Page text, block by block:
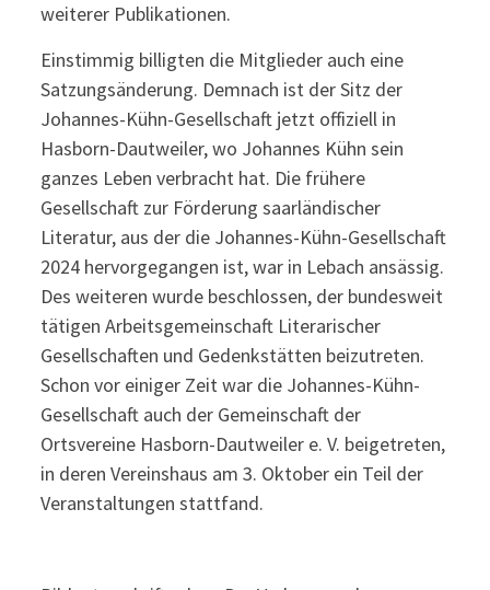
weiterer Publikationen.
Einstimmig billigten die Mitglieder auch eine
Satzungsänderung. Demnach ist der Sitz der
Johannes-Kühn-Gesellschaft jetzt offiziell in
Hasborn-Dautweiler, wo Johannes Kühn sein
ganzes Leben verbracht hat. Die frühere
Gesellschaft zur Förderung saarländischer
Literatur, aus der die Johannes-Kühn-Gesellschaft
2024 hervorgegangen ist, war in Lebach ansässig.
Des weiteren wurde beschlossen, der bundesweit
tätigen Arbeitsgemeinschaft Literarischer
Gesellschaften und Gedenkstätten beizutreten.
Schon vor einiger Zeit war die Johannes-Kühn-
Gesellschaft auch der Gemeinschaft der
Ortsvereine Hasborn-Dautweiler e. V. beigetreten,
in deren Vereinshaus am 3. Oktober ein Teil der
Veranstaltungen stattfand.